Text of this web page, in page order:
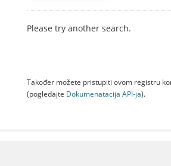
Please try another search.
Također možete pristupiti ovom registru
(pogledajte Dokumenаtаcijа API-jа).